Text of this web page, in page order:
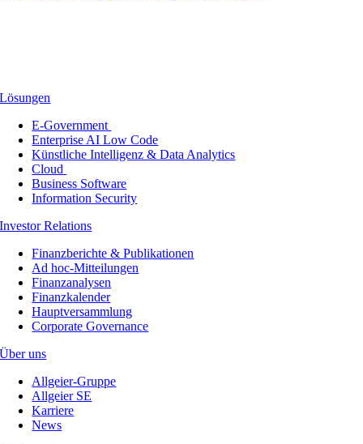
Lösungen
E-Government
Enterprise AI Low Code
Künstliche Intelligenz & Data Analytics
Cloud
Business Software
Information Security
Investor Relations
Finanzberichte & Publikationen
Ad hoc-Mitteilungen
Finanzanalysen
Finanzkalender
Hauptversammlung
Corporate Governance
Über uns
Allgeier-Gruppe
Allgeier SE
Karriere
News